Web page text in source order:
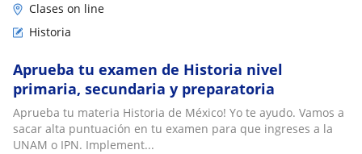
Clases on line
Historia
Aprueba tu examen de Historia nivel
primaria, secundaria y preparatoria
Aprueba tu materia Historia de México! Yo te ayudo. Vamos a
sacar alta puntuación en tu examen para que ingreses a la
UNAM o IPN. Implement...